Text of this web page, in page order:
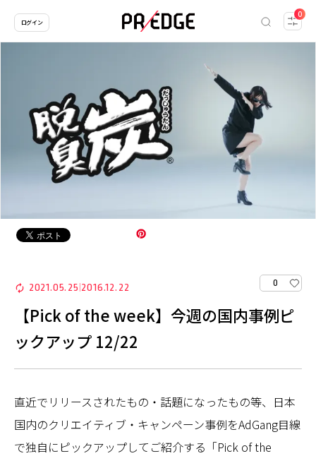
0
ログイン
2021.05.25 2016.12.22 0
【Pick of the week】今週の国内事例ピ
ックアップ 12/22
直近でリリースされたもの・話題になったもの等、日本
国内のクリエイティブ・キャンペーン事例をAdGang目線
で独自にピックアップしてご紹介する「Pick of the